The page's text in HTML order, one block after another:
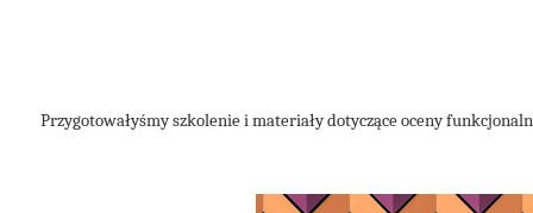
Przygotowałyśmy szkolenie i materiały dotyczące oceny